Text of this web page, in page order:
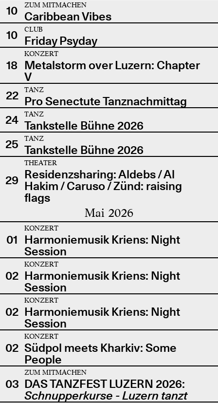
10
ZUM MITMACHEN
Caribbean Vibes
10
CLUB
Friday Psyday
18
KONZERT
Metalstorm over Luzern: Chapter
V
22
TANZ
Pro Senectute Tanznachmittag
24
TANZ
Tankstelle Bühne 2026
25
TANZ
Tankstelle Bühne 2026
29
THEATER
Residenzsharing: Aldebs / Al
Hakim / Caruso / Zünd: raising
flags
Mai 2026
01
KONZERT
Harmoniemusik Kriens: Night
Session
02
KONZERT
Harmoniemusik Kriens: Night
Session
02
KONZERT
Harmoniemusik Kriens: Night
Session
02
KONZERT
Südpol meets Kharkiv: Some
People
03
ZUM MITMACHEN
DAS TANZFEST LUZERN 2026:
Schnupperkurse - Luzern tanzt